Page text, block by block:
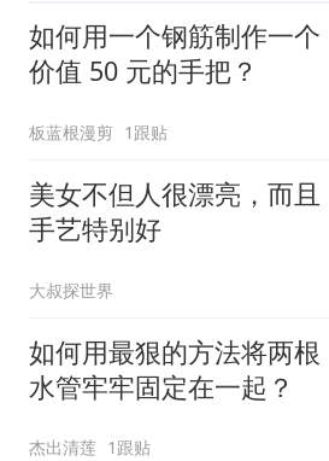
如何用一个钢筋制作一个
价值 50 元的手把？
板蓝根漫剪 1跟贴
美女不但人很漂亮，而且
手艺特别好
大叔探世界
如何用最狠的方法将两根
水管牢牢固定在一起？
杰出清莲 1跟贴